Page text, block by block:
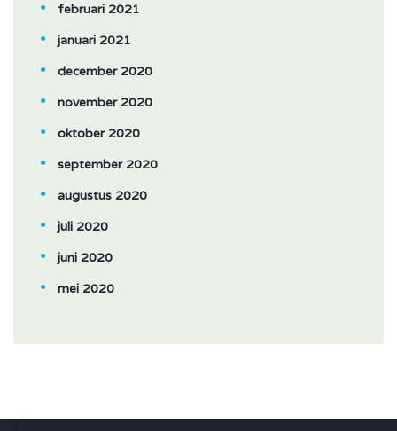
februari 2021
januari 2021
december 2020
november 2020
oktober 2020
september 2020
augustus 2020
juli 2020
juni 2020
mei 2020